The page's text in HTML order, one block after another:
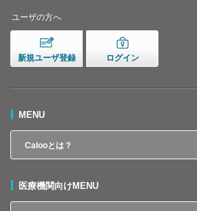
ユーザの方へ
新規ユーザ登録 ログイン
MENU
Calooとは？
医療機関向けMENU